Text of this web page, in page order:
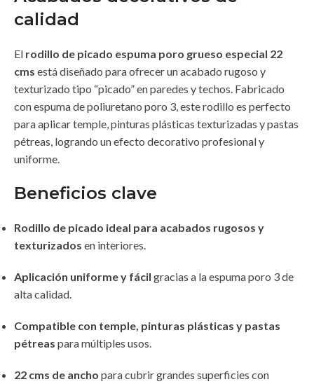
calidad
El rodillo de picado espuma poro grueso especial 22
cms está diseñado para ofrecer un acabado rugoso y
texturizado tipo “picado” en paredes y techos. Fabricado
con espuma de poliuretano poro 3, este rodillo es perfecto
para aplicar temple, pinturas plásticas texturizadas y pastas
pétreas, logrando un efecto decorativo profesional y
uniforme.
Beneficios clave
Rodillo de picado ideal para acabados rugosos y
texturizados en interiores.
Aplicación uniforme y fácil gracias a la espuma poro 3 de
alta calidad.
Compatible con temple, pinturas plásticas y pastas
pétreas para múltiples usos.
22 cms de ancho para cubrir grandes superficies con